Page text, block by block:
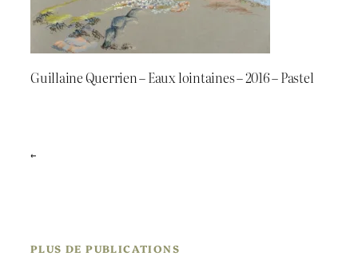
Guillaine Querrien – Eaux lointaines – 2016 – Pastel
←
PLUS DE PUBLICATIONS